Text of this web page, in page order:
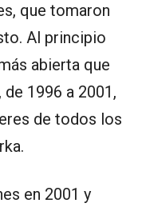
que tomaron
Al principio
abierta que
1996 a 2001,
de todos los
en 2001 y